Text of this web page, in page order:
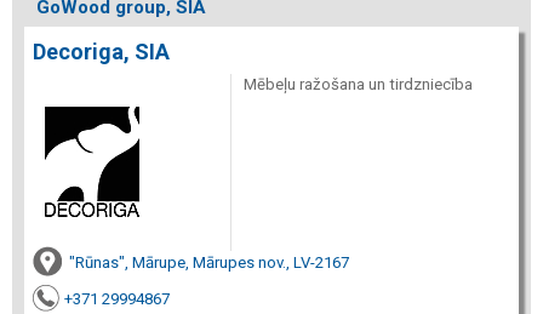
GoWood group, SIA
Decoriga, SIA
Mēbeļu ražošana un tirdzniecība
"Rūnas", Mārupe, Mārupes nov., LV-2167
+371 29994867